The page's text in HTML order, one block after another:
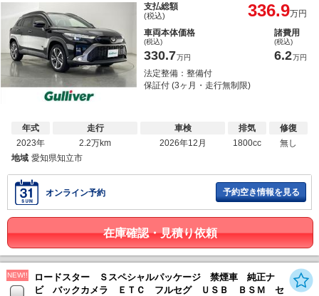
支払総額
(税込) 336.9万円
車両本体価格
(税込)
330.7万円
諸費用
(税込)
6.2万円
法定整備：整備付
保証付 (3ヶ月・走行無制限)
年式
2023年
走行
2.2万km
車検
2026年12月
排気
1800cc
修復
無し
地域 愛知県知立市
オンライン予約 予約空き情報を見る
在庫確認・見積り依頼
NEW!!
ロードスター Ｓスペシャルパッケージ 禁煙車 純正ナ
ビ バックカメラ ＥＴＣ フルセグ ＵＳＢ ＢＳＭ セ